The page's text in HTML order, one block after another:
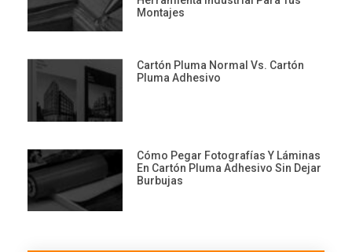
Montajes
Cartón Pluma Normal Vs. Cartón
Pluma Adhesivo
Cómo Pegar Fotografías Y Láminas
En Cartón Pluma Adhesivo Sin Dejar
Burbujas